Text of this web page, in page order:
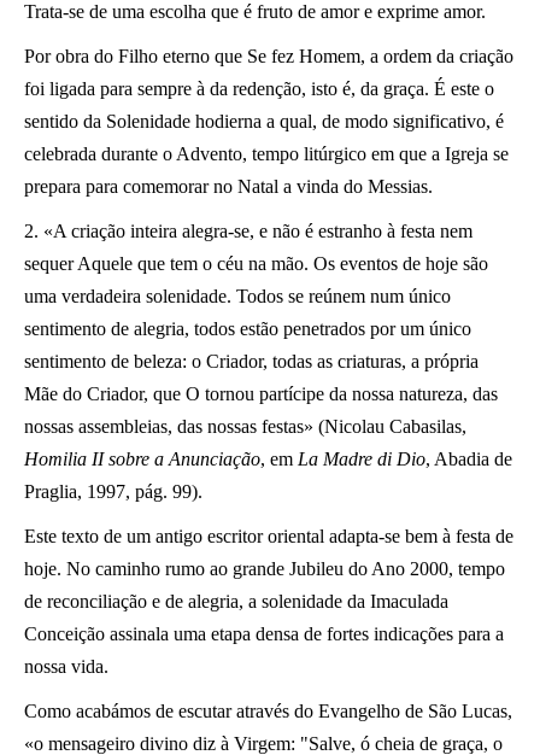
Trata-se de uma escolha que é fruto de amor e exprime amor.
Por obra do Filho eterno que Se fez Homem, a ordem da criação
foi ligada para sempre à da redenção, isto é, da graça. É este o
sentido da Solenidade hodierna a qual, de modo significativo, é
celebrada durante o Advento, tempo litúrgico em que a Igreja se
prepara para comemorar no Natal a vinda do Messias.
2. «A criação inteira alegra-se, e não é estranho à festa nem
sequer Aquele que tem o céu na mão. Os eventos de hoje são
uma verdadeira solenidade. Todos se reúnem num único
sentimento de alegria, todos estão penetrados por um único
sentimento de beleza: o Criador, todas as criaturas, a própria
Mãe do Criador, que O tornou partícipe da nossa natureza, das
nossas assembleias, das nossas festas» (Nicolau Cabasilas,
Homilia II sobre a Anunciação, em La Madre di Dio, Abadia de
Praglia, 1997, pág. 99).
Este texto de um antigo escritor oriental adapta-se bem à festa de
hoje. No caminho rumo ao grande Jubileu do Ano 2000, tempo
de reconciliação e de alegria, a solenidade da Imaculada
Conceição assinala uma etapa densa de fortes indicações para a
nossa vida.
Como acabámos de escutar através do Evangelho de São Lucas,
«o mensageiro divino diz à Virgem: "Salve, ó cheia de graça, o